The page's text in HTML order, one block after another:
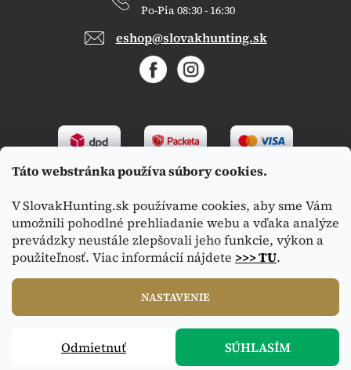
Táto webstránka používa súbory cookies.
V SlovakHunting.sk používame cookies, aby sme Vám
umožnili pohodlné prehliadanie webu a vďaka analýze
prevádzky neustále zlepšovali jeho funkcie, výkon a
použiteľnosť. Viac informácií nájdete >>> TU.
NASTAVENIE
Odmietnuť SÚHLASÍM
Po-Pia 08:30 - 16:30
eshop@slovakhunting.sk
SlovakHunting.sk. Všetky práva vyhradené.
Upraviť nastavenie cookies